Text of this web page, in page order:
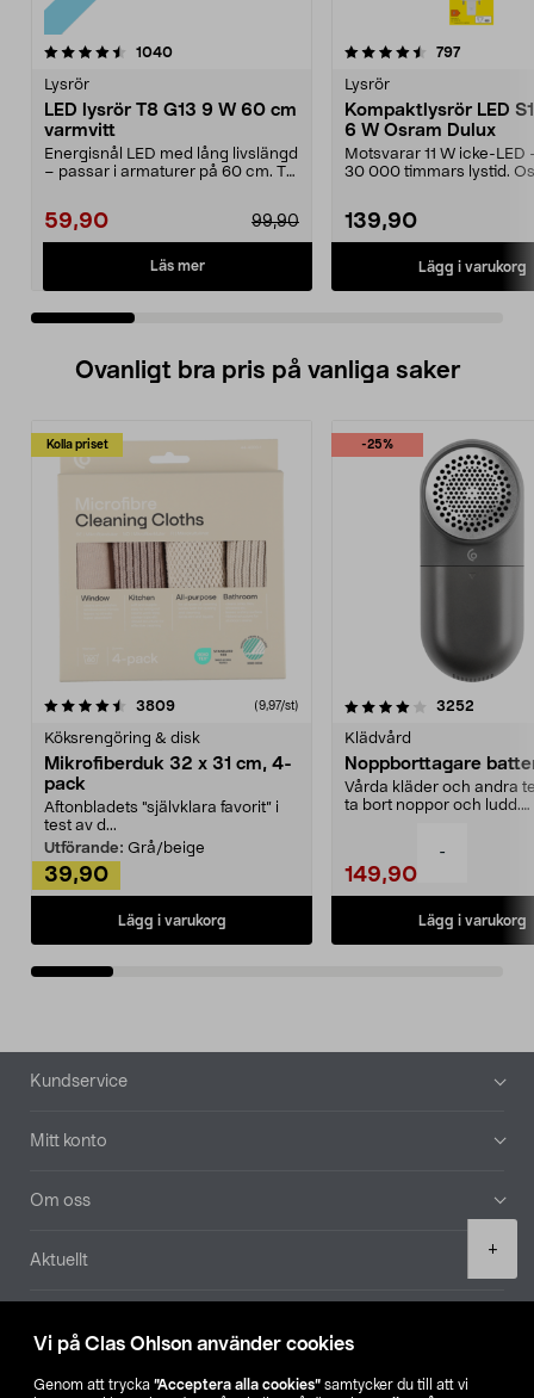
Vi på Clas Ohlson använder cookies
Genom att trycka ”Acceptera alla cookies” samtycker du till att vi
-
+
1040recensioner
Lysrör
LED lysrör T8 G13 9 W 60 cm
varmvitt
Energisnål LED med lång livslängd
– passar i armaturer på 60 cm. T8
59,90 99,90
Läs mer
4.5 av 5 stjärnor 797
Lysrör
Kompaktlysrör LED
6 W Osram Dulux
Motsvarar 11 W icke-LED
30 000 timmars lystid.
139,90
Lägg i varukorg
4.5 av 5 stjärnor
Ovanligt bra pris på vanliga saker
Kolla priset
3809recensioner (9,97/st)
Köksrengöring & disk
Mikrofiberduk 32 x 31 cm, 4-
pack
Aftonbladets "självklara favorit” i
test av d...
Utförande: Grå/beige
39,90
Lägg i varukorg
-25%
4.0av 5 stjärnor 3252
Klädvård
Noppborttagare
Vårda kläder och andra
ta bort noppor och ludd.
149,90
Lägg i varukorg
4.5av 5 stjärnor
Sidfot
Kundservice
Mitt konto
Om oss
Aktuellt
Hitta butik